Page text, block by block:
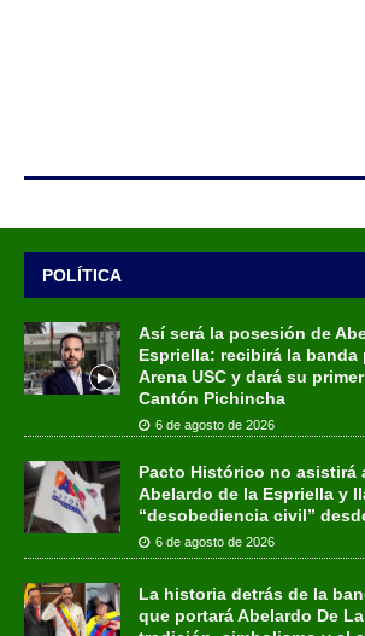
POLÍTICA
Así será la posesión de
Espriella: recibirá la
Arena USC y dará su
Cantón Pichincha
6 de agosto de 2026
Pacto Histórico no asistirá
Abelardo de la Espriella y
“desobediencia civil”
6 de agosto de 2026
La historia detrás de la
que portará Abelardo De